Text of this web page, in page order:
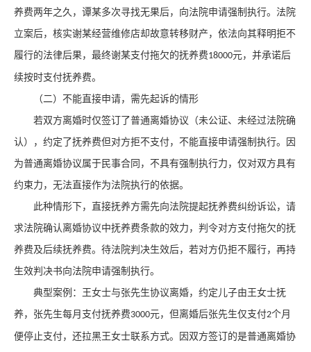
养费两年之久，谭某多次寻找无果后，向法院申请强制执行。法院
立案后，核实谢某经营维修店却故意转移财产，依法向其释明拒不
履行的法律后果，最终谢某支付拖欠的抚养费18000元，并承诺后
续按时支付抚养费。
（二）不能直接申请，需先起诉的情形
若双方离婚时仅签订了普通离婚协议（未公证、未经过法院确
认），约定了抚养费但对方拒不支付，不能直接申请强制执行。因
为普通离婚协议属于民事合同，不具有强制执行力，仅对双方具有
约束力，无法直接作为法院执行的依据。
此种情形下，直接抚养方需先向法院提起抚养费纠纷诉讼，请
求法院确认离婚协议中抚养费条款的效力，判令对方支付拖欠的抚
养费及后续抚养费。待法院判决生效后，若对方仍拒不履行，再持
生效判决书向法院申请强制执行。
典型案例：王女士与张先生协议离婚，约定儿子由王女士抚
养，张先生每月支付抚养费3000元，但离婚后张先生仅支付2个月
便停止支付，还拉黑王女士联系方式。因双方签订的是普通离婚协